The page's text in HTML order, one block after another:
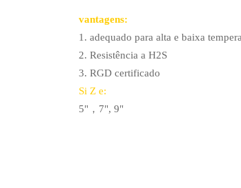
vantagens:
1. adequado para alta e baixa
2. Resistência a H2S
3. RGD certificado
SiZ e:
5"，7", 9"